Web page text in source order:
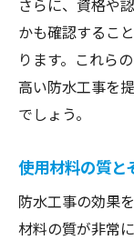
さらに、資格や
かも確認するこ
ります。これら
高い防水工事を
でしょう。
使用材料の質と
防水工事の効果
材料の質が非常